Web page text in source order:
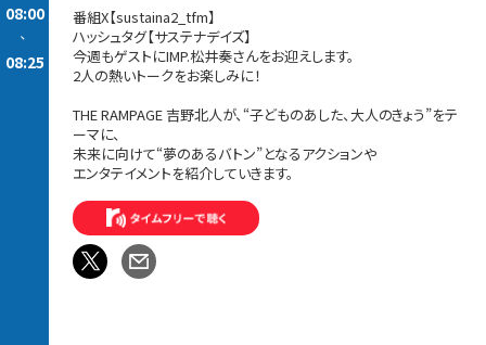
08:00
-
08:25
番組X【sustaina2_tfm】
ハッシュタグ【サステナデイズ】
今週もゲストにIMP.松井奏さんをお迎えします。
2人の熱いトークをお楽しみに！
THE RAMPAGE 吉野北人が、“子どものあした、大人のきょう”をテ
ーマに、
未来に向けて“夢のあるバトン”となるアクションや
エンタテイメントを紹介していきます。